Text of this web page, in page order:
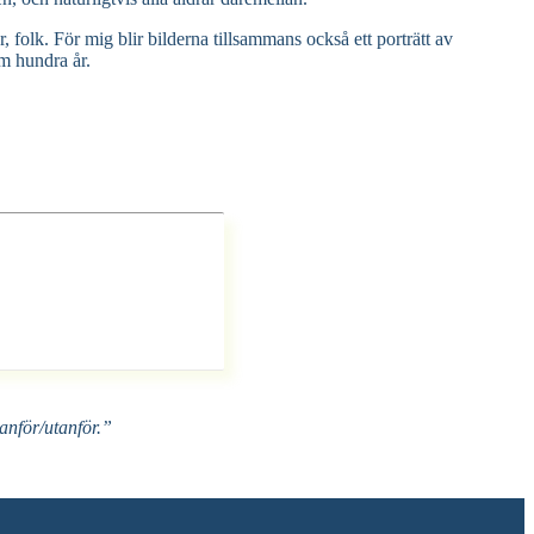
folk. För mig blir bilderna tillsammans också ett porträtt av
hundra år.
utanför.”